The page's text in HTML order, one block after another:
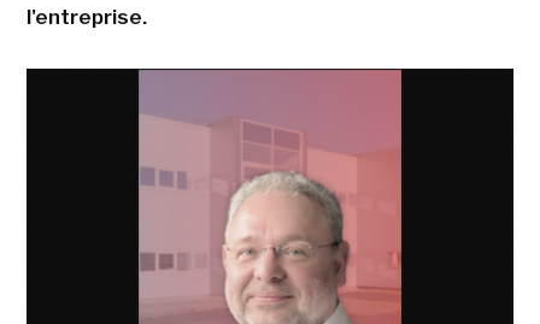
l'entreprise.